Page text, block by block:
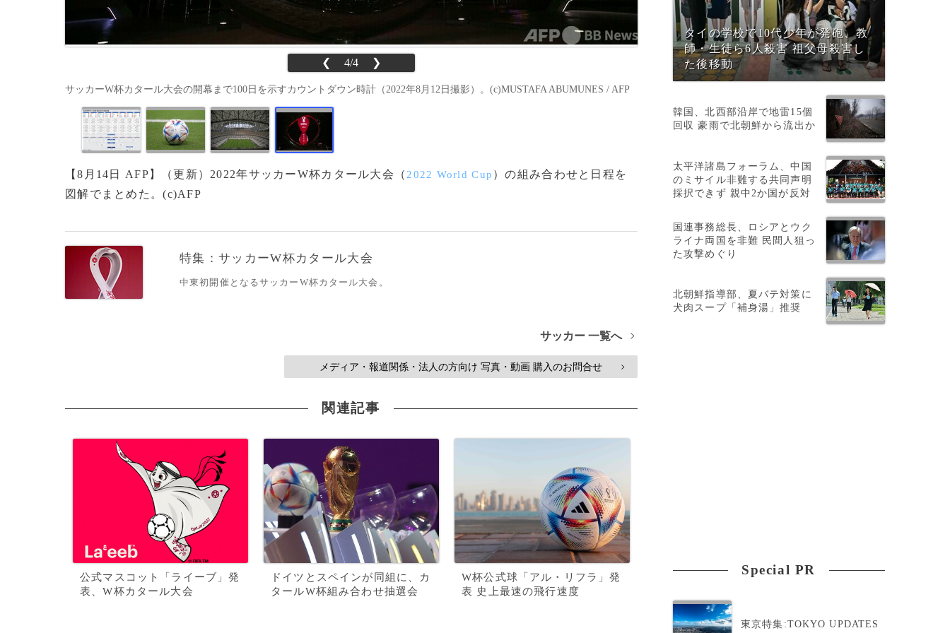
❮ 4/4 ❯
サッカーW杯カタール大会の開幕まで100日を示すカウントダウン時計（2022年8月12日撮影）。(c)MUSTAFA ABUMUNES / AFP
【8月14日 AFP】（更新）2022年サッカーW杯カタール大会（ 2022 World Cup ）の組み合わせと日程を
図解でまとめた。(c)AFP
特集：サッカーW杯カタール大会
中東初開催となるサッカーW杯カタール大会。
サッカー 一覧へ >
メディア・報道関係・法人の方向け 写真・動画 購入のお問合せ >
関連記事
公式マスコット「ライーブ」発
表、W杯カタール大会
ドイツとスペインが同組に、カ
タールW杯組み合わせ抽選会
W杯公式球「アル・リフラ」発
表 史上最速の飛行速度
タイの学校で10代少年が発砲、教
師・生徒ら6人殺害 祖父母殺害し
た後移動
韓国、北西部沿岸で地雷15個
回収 豪雨で北朝鮮から流出か
太平洋諸島フォーラム、中国
のミサイル非難する共同声明
採択できず 親中2か国が反対
国連事務総長、ロシアとウク
ライナ両国を非難 民間人狙っ
た攻撃めぐり
北朝鮮指導部、夏バテ対策に
犬肉スープ「補身湯」推奨
Special PR
東京特集:TOKYO UPDATES